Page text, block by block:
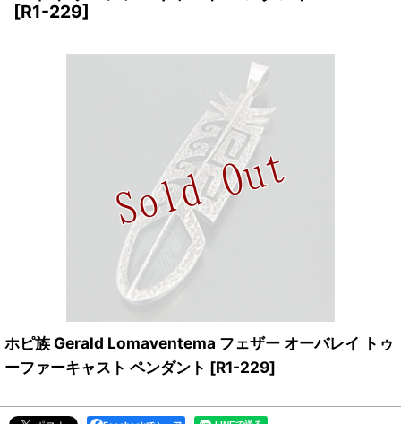
[R1-229]
ホピ族 Gerald Lomaventema フェザー オーバレイ トゥ
ーファーキャスト ペンダント [R1-229]